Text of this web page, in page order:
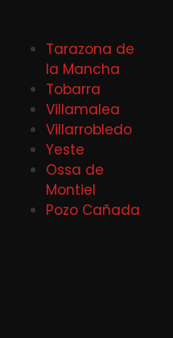
Tarazona de
la Mancha
Tobarra
Villamalea
Villarrobledo
Yeste
Ossa de
Montiel
Pozo Cañada